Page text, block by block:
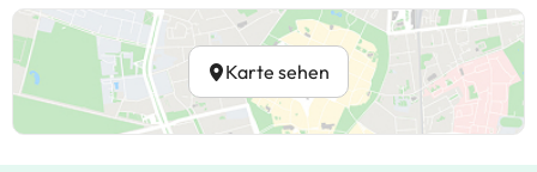
Karte sehen